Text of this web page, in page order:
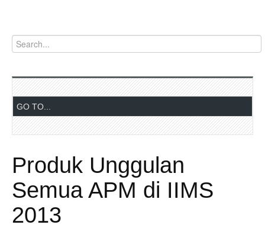
Produk Unggulan
Semua APM di IIMS
2013